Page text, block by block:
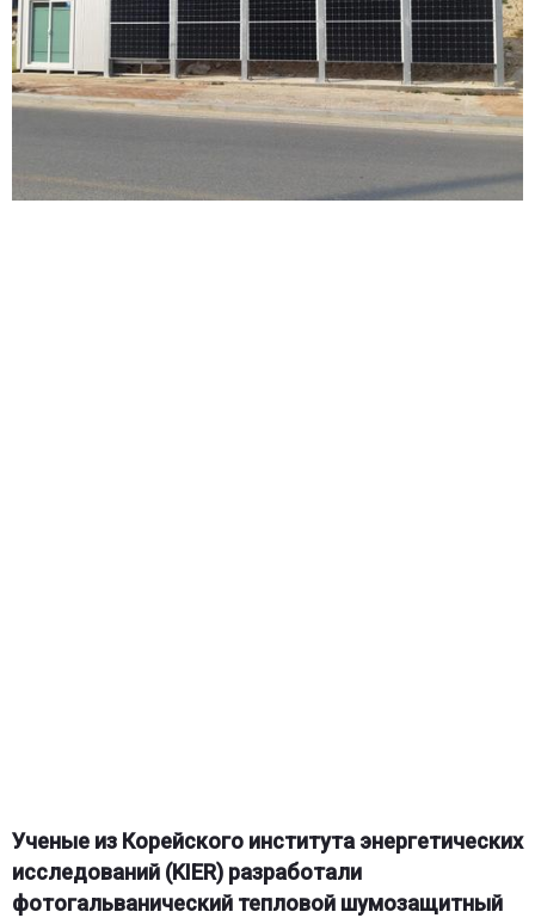
Ученые из Корейского института энергетических
исследований (KIER) разработали
фотогальванический тепловой шумозащитный